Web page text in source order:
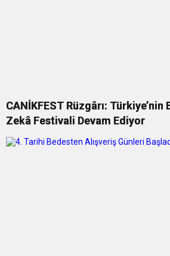
CANİKFEST Rüzgârı: Türkiye’nin
Zekâ Festivali Devam Ediyor